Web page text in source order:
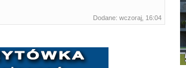
Dodane: wczoraj, 16:04